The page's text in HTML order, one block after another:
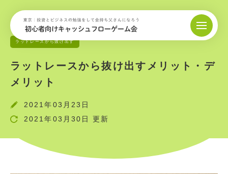
ラットレースから抜け出す
ラットレースから抜け出すメリット・デ
メリット
2021年03月23日
2021年03月30日 更新